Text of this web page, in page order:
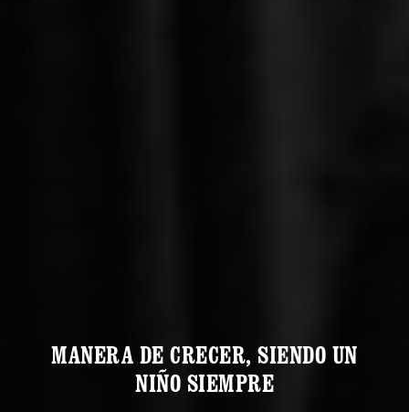
MANERA DE CRECER, SIENDO UN
NIÑO SIEMPRE